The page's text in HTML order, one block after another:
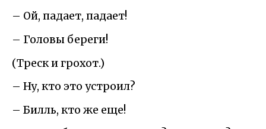
– Ой, падает, падает!
– Головы береги!
(Треск и грохот.)
– Ну, кто это устроил?
– Билль, кто же еще!